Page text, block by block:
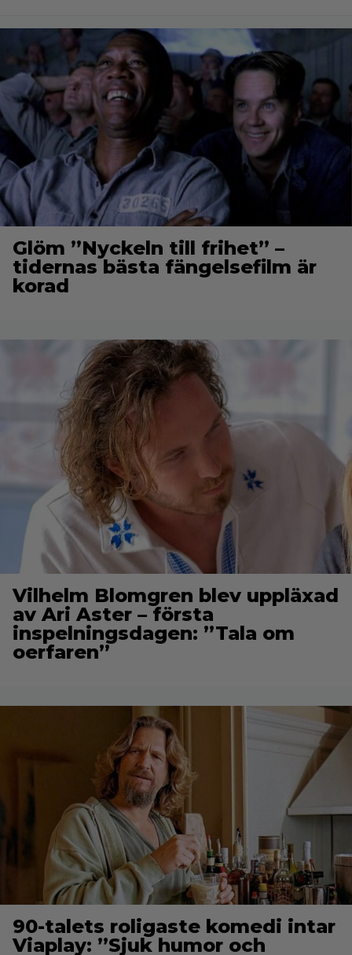
Glöm ”Nyckeln till frihet” –
tidernas bästa fängelsefilm är
korad
Vilhelm Blomgren blev uppläxad
av Ari Aster – första
inspelningsdagen: ”Tala om
oerfaren”
90-talets roligaste komedi intar
Viaplay: ”Sjuk humor och